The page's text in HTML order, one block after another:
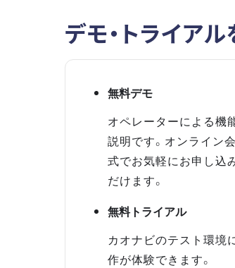
デモ・トライア
無料デモ
オペレーターによる機
説明です。オンライン
式でお気軽にお申し込
だけます。
無料トライアル
カオナビのテスト環境
作が体験できます。